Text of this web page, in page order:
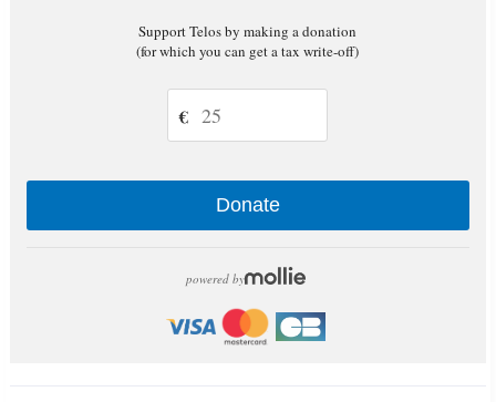
Support Telos by making a donation
(for which you can get a tax write-off)
€
Donate
powered by